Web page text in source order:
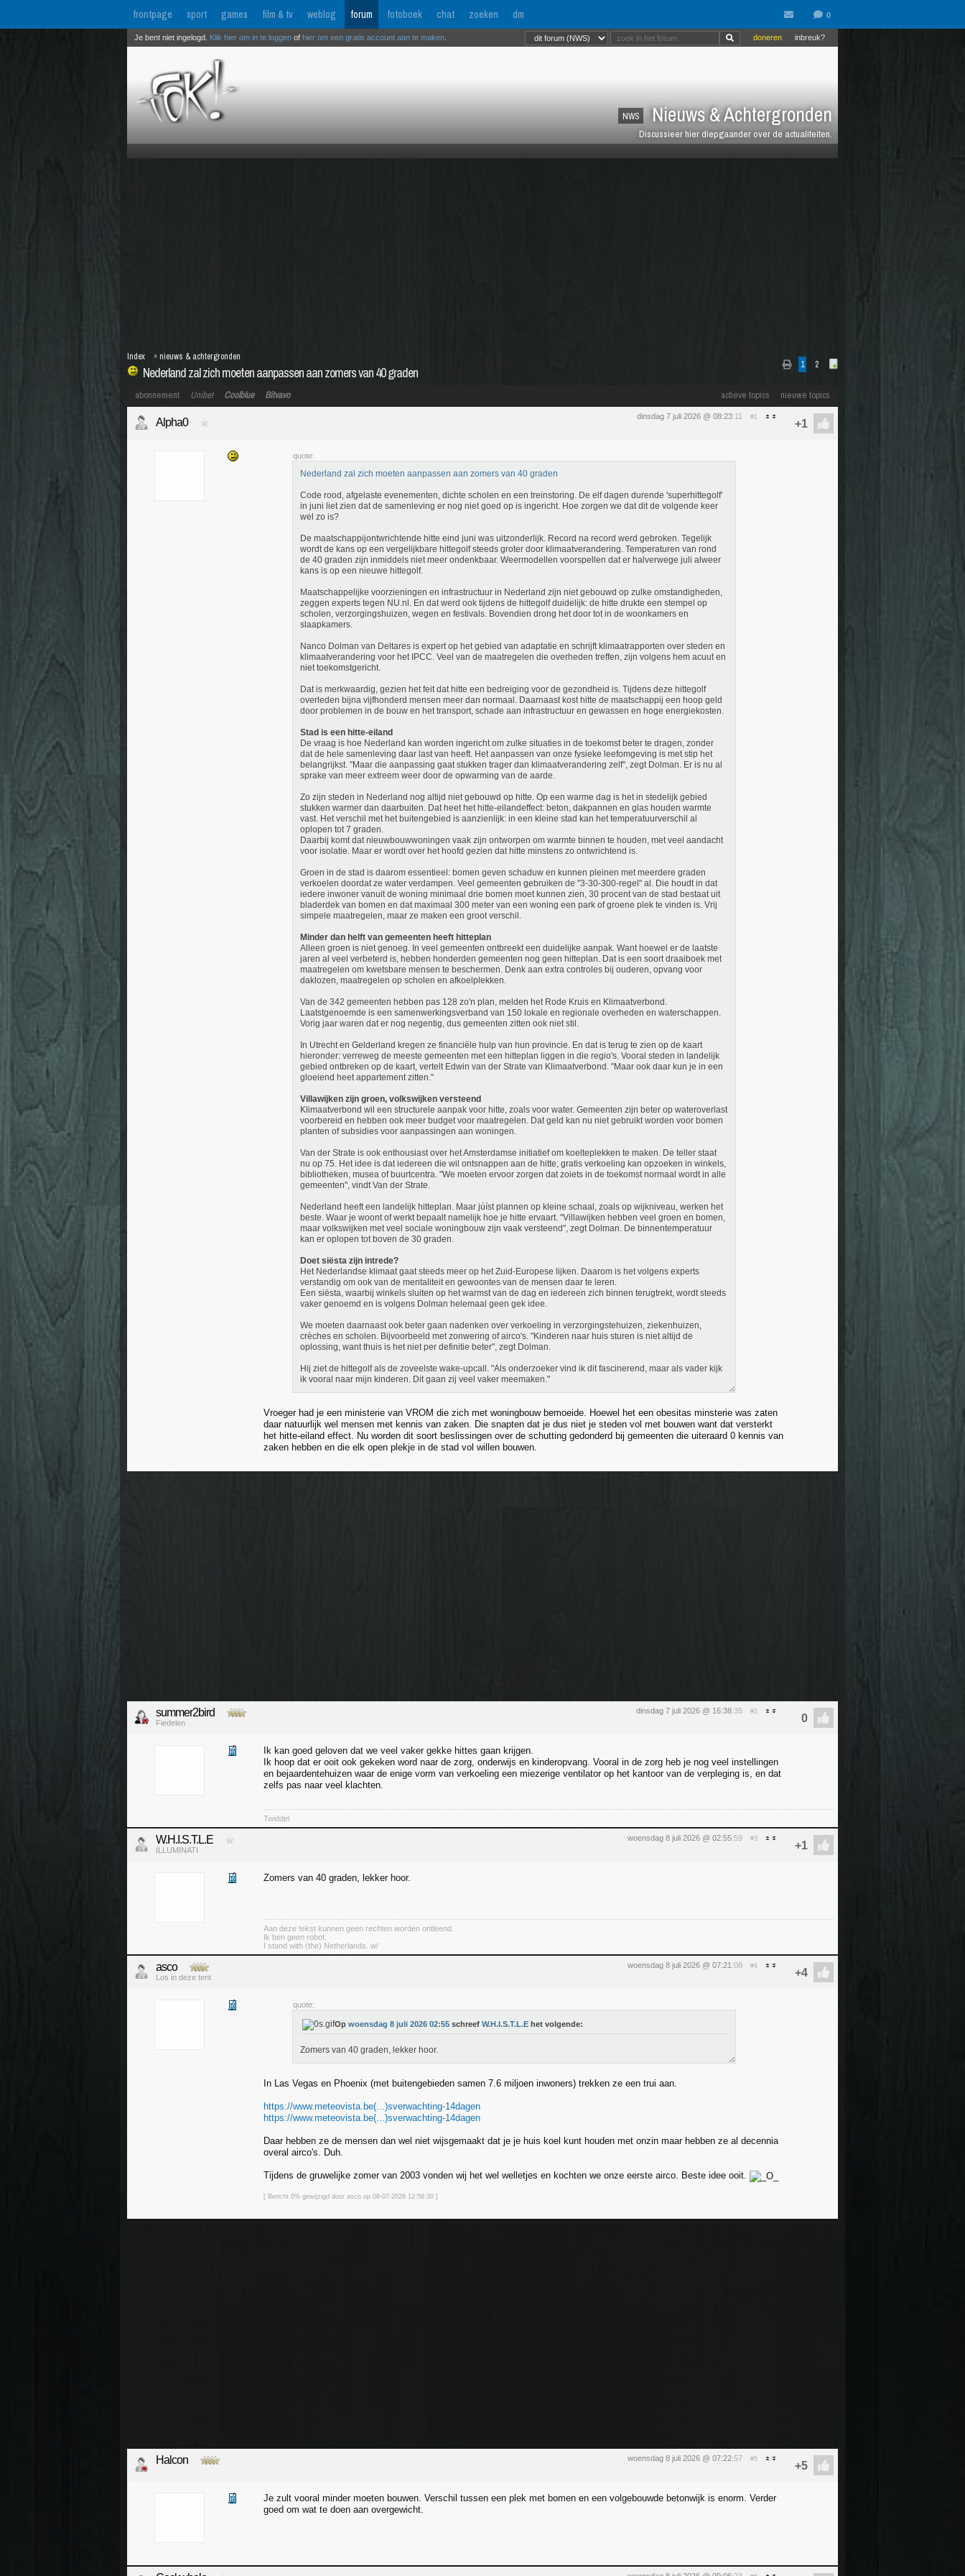
frontpage sport games film & tv weblog forum fotoboek chat zoeken dm
NWS Nieuws & Achtergronden
Discussieer hier diepgaander over de actualiteiten.
inbreuk?
doneren
Je bent niet ingelogd. Klik hier om in te loggen of hier om een gratis account aan te maken
1 2
Nederland zal zich moeten aanpassen aan zomers van 40 graden
Index » nieuws & achtergronden
actieve topics nieuwe topics
abonnement Unibet Coolblue Bitvavo
dinsdag 7 juli 2026 @ 08:23:11 #1
Alpha0
quote:
Nederland zal zich moeten aanpassen aan zomers van 40 graden
Code rood, afgelaste evenementen, dichte scholen en een treinstoring. De elf dagen durende 'superhittegolf'
in juni liet zien dat de samenleving er nog niet goed op is ingericht. Hoe zorgen we dat dit de volgende keer
wel zo is?
De maatschappijontwrichtende hitte eind juni was uitzonderlijk. Record na record werd gebroken. Tegelijk
wordt de kans op een vergelijkbare hittegolf steeds groter door klimaatverandering. Temperaturen van rond
de 40 graden zijn inmiddels niet meer ondenkbaar. Weermodellen voorspellen dat er halverwege juli alweer
kans is op een nieuwe hittegolf.
Maatschappelijke voorzieningen en infrastructuur in Nederland zijn niet gebouwd op zulke omstandigheden,
zeggen experts tegen NU.nl. En dat werd ook tijdens de hittegolf duidelijk: de hitte drukte een stempel op
scholen, verzorgingshuizen, wegen en festivals. Bovendien drong het door tot in de woonkamers en
slaapkamers.
Nanco Dolman van Deltares is expert op het gebied van adaptatie en schrijft klimaatrapporten over steden en
klimaatverandering voor het IPCC. Veel van de maatregelen die overheden treffen, zijn volgens hem acuut en
niet toekomstgericht.
Dat is merkwaardig, gezien het feit dat hitte een bedreiging voor de gezondheid is. Tijdens deze hittegolf
overleden bijna vijfhonderd mensen meer dan normaal. Daarnaast kost hitte de maatschappij een hoop geld
door problemen in de bouw en het transport, schade aan infrastructuur en gewassen en hoge energiekosten.
Stad is een hitte-eiland
De vraag is hoe Nederland kan worden ingericht om zulke situaties in de toekomst beter te dragen, zonder
dat de hele samenleving daar last van heeft. Het aanpassen van onze fysieke leefomgeving is met stip het
belangrijkst. "Maar die aanpassing gaat stukken trager dan klimaatverandering zelf", zegt Dolman. Er is nu al
sprake van meer extreem weer door de opwarming van de aarde.
Zo zijn steden in Nederland nog altijd niet gebouwd op hitte. Op een warme dag is het in stedelijk gebied
stukken warmer dan daarbuiten. Dat heet het hitte-eilandeffect: beton, dakpannen en glas houden warmte
vast. Het verschil met het buitengebied is aanzienlijk: in een kleine stad kan het temperatuurverschil al
oplopen tot 7 graden.
Daarbij komt dat nieuwbouwwoningen vaak zijn ontworpen om warmte binnen te houden, met veel aandacht
voor isolatie. Maar er wordt over het hoofd gezien dat hitte minstens zo ontwrichtend is.
Groen in de stad is daarom essentieel: bomen geven schaduw en kunnen pleinen met meerdere graden
verkoelen doordat ze water verdampen. Veel gemeenten gebruiken de "3-30-300-regel" al. Die houdt in dat
iedere inwoner vanuit de woning minimaal drie bomen moet kunnen zien, 30 procent van de stad bestaat uit
bladerdek van bomen en dat maximaal 300 meter van een woning een park of groene plek te vinden is. Vrij
simpele maatregelen, maar ze maken een groot verschil.
Minder dan helft van gemeenten heeft hitteplan
Alleen groen is niet genoeg. In veel gemeenten ontbreekt een duidelijke aanpak. Want hoewel er de laatste
jaren al veel verbeterd is, hebben honderden gemeenten nog geen hitteplan. Dat is een soort draaiboek met
maatregelen om kwetsbare mensen te beschermen. Denk aan extra controles bij ouderen, opvang voor
daklozen, maatregelen op scholen en afkoelplekken.
Van de 342 gemeenten hebben pas 128 zo'n plan, melden het Rode Kruis en Klimaatverbond.
Laatstgenoemde is een samenwerkingsverband van 150 lokale en regionale overheden en waterschappen.
Vorig jaar waren dat er nog negentig, dus gemeenten zitten ook niet stil.
In Utrecht en Gelderland kregen ze financiële hulp van hun provincie. En dat is terug te zien op de kaart
hieronder: verreweg de meeste gemeenten met een hitteplan liggen in die regio's. Vooral steden in landelijk
gebied ontbreken op de kaart, vertelt Edwin van der Strate van Klimaatverbond. "Maar ook daar kun je in een
gloeiend heet appartement zitten."
Villawijken zijn groen, volkswijken versteend
Klimaatverbond wil een structurele aanpak voor hitte, zoals voor water. Gemeenten zijn beter op wateroverlast
voorbereid en hebben ook meer budget voor maatregelen. Dat geld kan nu niet gebruikt worden voor bomen
planten of subsidies voor aanpassingen aan woningen.
Van der Strate is ook enthousiast over het Amsterdamse initiatief om koelteplekken te maken. De teller staat
nu op 75. Het idee is dat iedereen die wil ontsnappen aan de hitte, gratis verkoeling kan opzoeken in winkels,
bibliotheken, musea of buurtcentra. "We moeten ervoor zorgen dat zoiets in de toekomst normaal wordt in alle
gemeenten", vindt Van der Strate.
Nederland heeft een landelijk hitteplan. Maar júíst plannen op kleine schaal, zoals op wijkniveau, werken het
beste. Waar je woont of werkt bepaalt namelijk hoe je hitte ervaart. "Villawijken hebben veel groen en bomen,
maar volkswijken met veel sociale woningbouw zijn vaak versteend", zegt Dolman. De binnentemperatuur
kan er oplopen tot boven de 30 graden.
Doet siësta zijn intrede?
Het Nederlandse klimaat gaat steeds meer op het Zuid-Europese lijken. Daarom is het volgens experts
verstandig om ook van de mentaliteit en gewoontes van de mensen daar te leren.
Een siësta, waarbij winkels sluiten op het warmst van de dag en iedereen zich binnen terugtrekt, wordt steeds
vaker genoemd en is volgens Dolman helemaal geen gek idee.
We moeten daarnaast ook beter gaan nadenken over verkoeling in verzorgingstehuizen, ziekenhuizen,
crèches en scholen. Bijvoorbeeld met zonwering of airco's. "Kinderen naar huis sturen is niet altijd de
oplossing, want thuis is het niet per definitie beter", zegt Dolman.
Hij ziet de hittegolf als de zoveelste wake-upcall. "Als onderzoeker vind ik dit fascinerend, maar als vader kijk
ik vooral naar mijn kinderen. Dit gaan zij veel vaker meemaken."
Vroeger had je een ministerie van VROM die zich met woningbouw bemoeide. Hoewel het een obesitas minsterie was zaten
daar natuurlijk wel mensen met kennis van zaken. Die snapten dat je dus niet je steden vol met bouwen want dat versterkt
het hitte-eiland effect. Nu worden dit soort beslissingen over de schutting gedonderd bij gemeenten die uiteraard 0 kennis van
zaken hebben en die elk open plekje in de stad vol willen bouwen.
dinsdag 7 juli 2026 @ 16:38:35 #2
summer2bird
Fiedelen
Ik kan goed geloven dat we veel vaker gekke hittes gaan krijgen.
Ik hoop dat er ooit ook gekeken word naar de zorg, onderwijs en kinderopvang. Vooral in de zorg heb je nog veel instellingen
en bejaardentehuizen waar de enige vorm van verkoeling een miezerige ventilator op het kantoor van de verpleging is, en dat
zelfs pas naar veel klachten.
Twiddel
woensdag 8 juli 2026 @ 02:55:59 #3
W.H.I.S.T.L.E
ILLUMINATI
Zomers van 40 graden, lekker hoor.
Aan deze tekst kunnen geen rechten worden ontleend.
Ik ben geen robot.
I stand with (the) Netherlands. w/
woensdag 8 juli 2026 @ 07:21 :08 #4
asco
Los in deze tent
quote:
Op woensdag 8 juli 2026 02:55 schreef W.H.I.S.T.L.E het volgende:
Zomers van 40 graden, lekker hoor.
In Las Vegas en Phoenix (met buitengebieden samen 7.6 miljoen inwoners) trekken ze een trui aan.
https://www.meteovista.be(...)sverwachting-14dagen
https://www.meteovista.be(...)sverwachting-14dagen
Daar hebben ze de mensen dan wel niet wijsgemaakt dat je je huis koel kunt houden met onzin maar hebben ze al decennia
overal airco's. Duh.
Tijdens de gruwelijke zomer van 2003 vonden wij het wel welletjes en kochten we onze eerste airco. Beste idee ooit.
[ Bericht 0% gewijzigd door asco op 08-07-2026 12:58:30 ]
woensdag 8 juli 2026 @ 07:22:57 #5
Halcon
Je zult vooral minder moeten bouwen. Verschil tussen een plek met bomen en een volgebouwde betonwijk is enorm. Verder
goed om wat te doen aan overgewicht.